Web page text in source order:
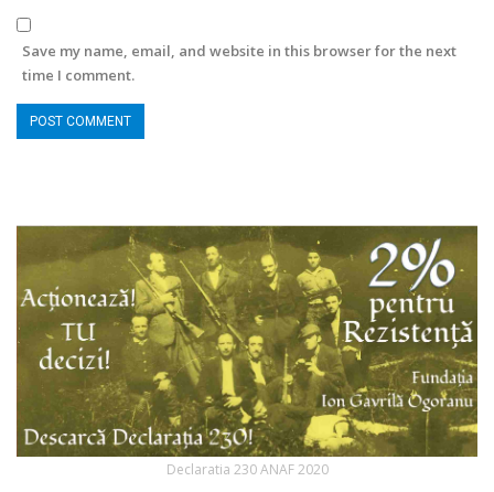
Save my name, email, and website in this browser for the next
time I comment.
Declaratia 230 ANAF 2020